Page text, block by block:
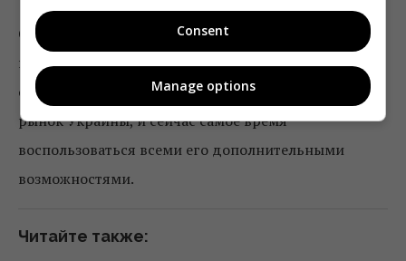
С одной стороны – коронавирус, и каждый клиент
по-разному ощущает его влияние, с другой –
очевидные плюсы воздействия пандемии на ТВ-
рынок Украины, и сейчас самое время
воспользоваться всеми его дополнительными
возможностями.
Читайте также:
Consent
Manage options